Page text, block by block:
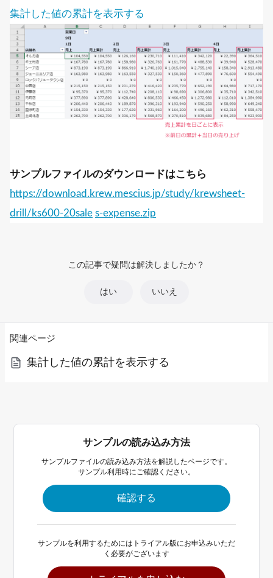
集計した値の累計を表示する
サンプルファイルのダウンロードはこちら
https://download.krew.mescius.jp/study/krewsheet-
drill/ks600-20sale s-expense.zip
この記事で疑問は解決しましたか？
はい いいえ
関連ページ
集計した値の累計を表示する
サンプルの読み込み方法
サンプルファイルの読み込み方法を解説したページです。
サンプル利用時にご確認ください。
確認する
サンプルを利用するためにはトライアル版にお申込みいただ
く必要がございます